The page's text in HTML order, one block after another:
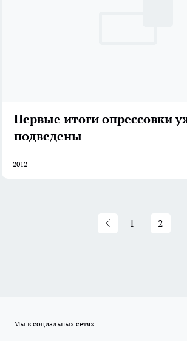
Первые итоги опрессовки
подведены
2012
1 2
Мы в социальных сетях